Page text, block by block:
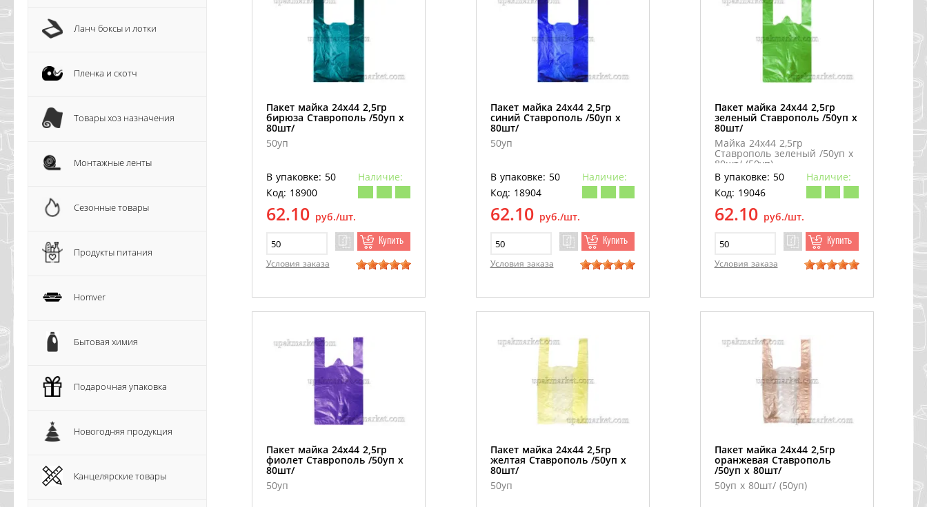
Ланч боксы и лотки
Пленка и скотч
Товары хоз назначения
Монтажные ленты
Сезонные товары
Продукты питания
Homver
Бытовая химия
Подарочная упаковка
Новогодняя продукция
Канцелярские товары
Пакет майка 24х44 2,5гр
бирюза Ставрополь /50уп х
80шт/
50уп
В упаковке: 50
Наличие:
Код: 18900
62.10 руб./шт.
Купить
Условия заказа
Пакет майка 24х44 2,5гр
синий Ставрополь /50уп х
80шт/
50уп
В упаковке: 50
Наличие:
Код: 18904
62.10 руб./шт.
Купить
Условия заказа
Пакет майка 24х44 2,5гр
зеленый Ставрополь /50уп х
80шт/
Майка 24х44 2,5гр
Ставрополь зеленый /50уп х
80шт/ (50уп)
В упаковке: 50
Наличие:
Код: 19046
62.10 руб./шт.
Купить
Условия заказа
Пакет майка 24х44 2,5гр
фиолет Ставрополь /50уп х
80шт/
50уп
Пакет майка 24х44 2,5гр
желтая Ставрополь /50уп х
80шт/
50уп
Пакет майка 24х44 2,5гр
оранжевая Ставрополь
/50уп х 80шт/
50уп х 80шт/ (50уп)